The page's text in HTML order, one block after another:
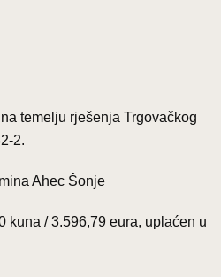
temelju rješenja Trgovačkog
2.
Ahec Šonje
kuna / 3.596,79 eura, uplaćen u